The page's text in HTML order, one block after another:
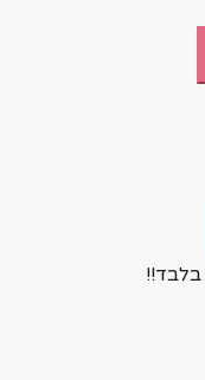
בלבד!!